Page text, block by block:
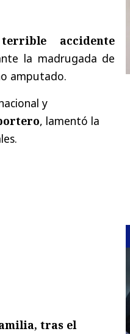
terrible accidente
la madrugada de
amputado.
y
, lamentó la
tras el